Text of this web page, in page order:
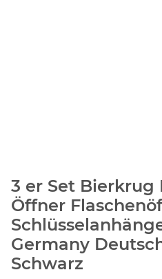
3 er Set Bierkrug
Öffner
Germany
Schwarz